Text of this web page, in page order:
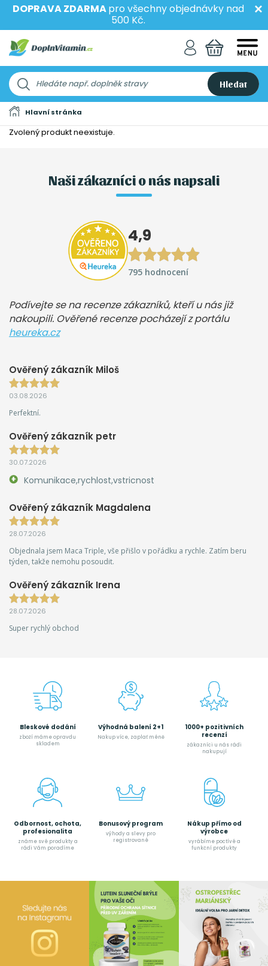
DOPRAVA ZDARMApro všechny objednávky nad
500 Kč.
Hledat
Hlavní stránka
Zvolený produkt neexistuje.
Naši zákazníci o nás napsali
4,9
795 hodnocení
Podívejte se na recenze zákazníků, kteří u nás již
nakoupili. Ověřené recenze pocházejí z portálu
heureka.cz
Ověřený zákazník Miloš
03.08.2026
Perfektní.
Ověřený zákazník petr
30.07.2026
Komunikace,rychlost,vstricnost
Ověřený zákazník Magdalena
28.07.2026
Objednala jsem Maca Triple, vše přišlo v pořádku a rychle. Zatím beru
týden, takže nemohu posoudit.
Ověřený zákazník Irena
28.07.2026
Super rychlý obchod
Bleskové dodání
zboží máme opravdu
skladem
Výhodná balení 2+1
Nakup více, zaplať méně
1000+ pozitivních
recenzí
zákazníci u nás rádi
nakupují
Odbornost, ochota,
profesionalita
známe své produkty a
rádi Vám poradíme
Bonusový program
výhody a slevy pro
registrované
Nákup přímo od
výrobce
vyrábíme poctívé a
funkční produkty